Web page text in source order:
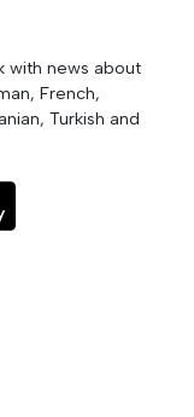
with news about
French,
Turkish and